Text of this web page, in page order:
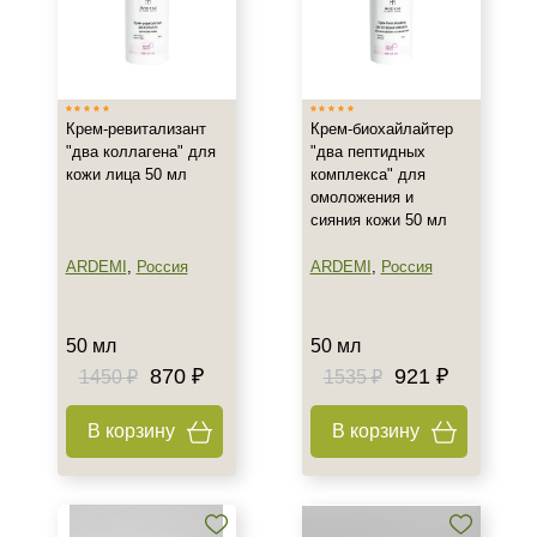
Профессиональная
Тип кожи
Любой возраст
Любой возраст (от 18 лет)
После 20
Показать еще
Крем-ревитализант
"два коллагена" для
кожи лица 50 мл
ARDEMI , Россия
50 мл
1450 ₽
870 ₽
В корзину
Крем-биохайлайтер
"два пептидных
комплекса" для
омоложения и
сияния кожи 50 мл
ARDEMI , Россия
50 мл
1535 ₽
921 ₽
В корзину